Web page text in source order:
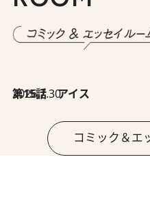
2026.7.30
第15話 アイス
コミック＆エ